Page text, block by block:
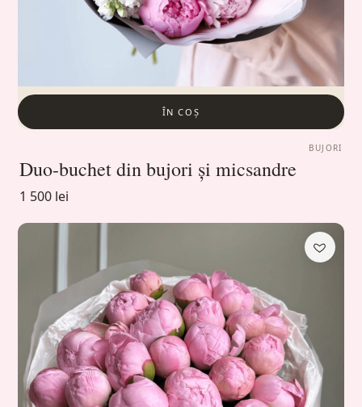
ÎN COȘ
BUJORI
Duo-buchet din bujori și micsandre
1 500 lei